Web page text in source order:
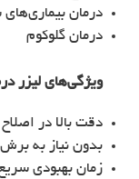
درمان
درمان گلوکوم
ویژگی‌های لیزر
دقت بالا در اصلاح
بدون نیاز به
زمان بهبودی